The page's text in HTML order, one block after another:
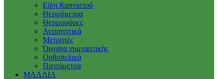
Είδη Καπνιστού
Θερμόμετρα
Θερμοφόρες
Αντισηπτικά
Μετρητές
Όργανα γυμναστικής
Ορθοπεδικά
Πιεσόμετρα
ΜΑΛΛΙΑ